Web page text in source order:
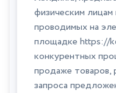
физическим лицам
проводимых на
площадке https://
конкурентных
продаже товаров,
запроса